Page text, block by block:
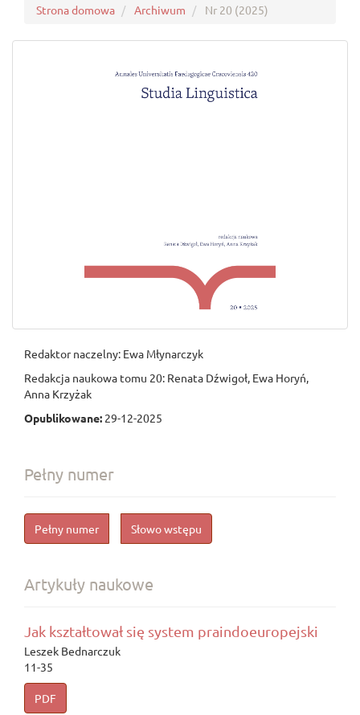
Strona domowa Archiwum Nr 20 (2025)
Redaktor naczelny: Ewa Młynarczyk
Redakcja naukowa tomu 20: Renata Dźwigoł, Ewa Horyń,
Anna Krzyżak
Opublikowane: 29-12-2025
Pełny numer
Pełny numer Słowo wstępu
Artykuły naukowe
Jak kształtował się system praindoeuropejski
Leszek Bednarczuk
11-35
PDF